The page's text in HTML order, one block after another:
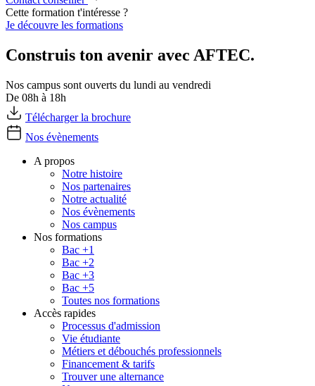
Cette formation t'intéresse ?
Je découvre les formations
Construis ton avenir avec AFTEC.
Nos campus sont ouverts du lundi au vendredi
De 08h à 18h
Télécharger la brochure
Nos évènements
A propos
Notre histoire
Nos partenaires
Notre actualité
Nos évènements
Nos campus
Nos formations
Bac +1
Bac +2
Bac +3
Bac +5
Toutes nos formations
Accès rapides
Processus d'admission
Vie étudiante
Métiers et débouchés professionnels
Financement & tarifs
Trouver une alternance